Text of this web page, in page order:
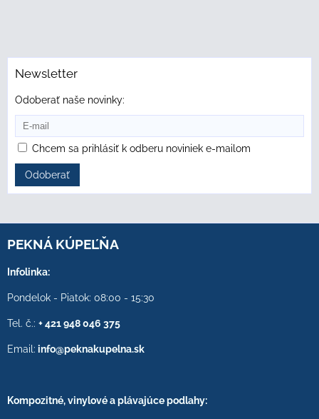
Newsletter
Odoberať naše novinky:
Chcem sa prihlásiť k odberu noviniek e-mailom
Odoberať
PEKNÁ KÚPEĽŇA
Infolinka:
Pondelok - Piatok: 08:00 - 15:30
Tel. č.: + 421 948 046 375
Email: info@peknakupelna.sk
Kompozitné, vinylové a plávajúce podlahy: